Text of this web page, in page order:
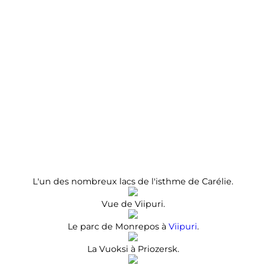
L'un des nombreux lacs de l'isthme de Carélie.
Vue de Viipuri.
Le parc de Monrepos à Viipuri.
La Vuoksi à Priozersk.